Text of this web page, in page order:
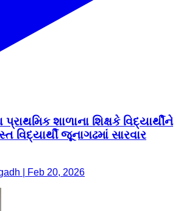
શાળાના શિક્ષકે વિદ્યાર્થીને
વિદ્યાર્થી જૂનાગઢમાં સારવાર
| Feb 20, 2026